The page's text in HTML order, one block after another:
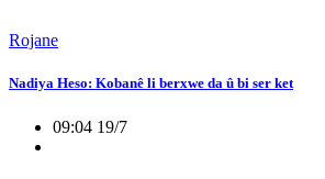
Rojane
Nadiya Heso: Kobanê li berxwe da û bi ser ket
09:04 19/7